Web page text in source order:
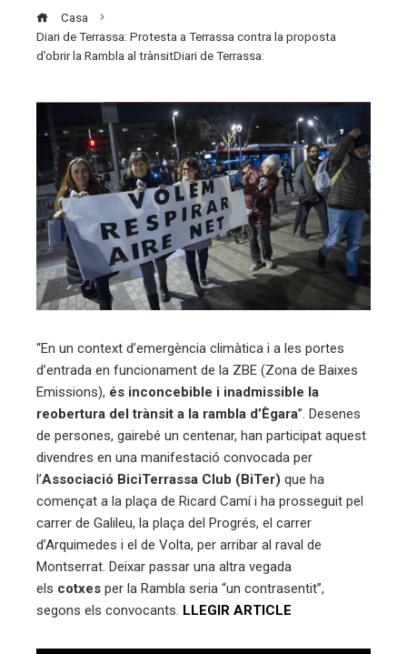
Casa
Diari de Terrassa: Protesta a Terrassa contra la proposta
d’obrir la Rambla al trànsitDiari de Terrassa:
“En un context d’emergència climàtica i a les portes
d’entrada en funcionament de la ZBE (Zona de Baixes
Emissions), és inconcebible i inadmissible la
reobertura del trànsit a la rambla d’Ègara”. Desenes
de persones, gairebé un centenar, han participat aquest
divendres en una manifestació convocada per
l’Associació BiciTerrassa Club (BiTer) que ha
començat a la plaça de Ricard Camí i ha prosseguit pel
carrer de Galileu, la plaça del Progrés, el carrer
d’Arquimedes i el de Volta, per arribar al raval de
Montserrat. Deixar passar una altra vegada
els cotxes per la Rambla seria “un contrasentit”,
segons els convocants. LLEGIR ARTICLE